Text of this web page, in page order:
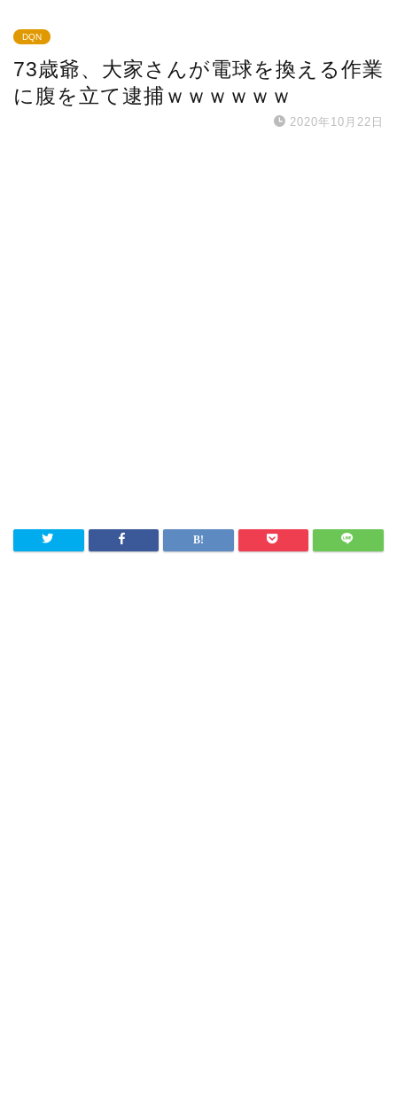
DQN
73歳爺、大家さんが電球を換える作業
に腹を立て逮捕ｗｗｗｗｗｗ
2020年10月22日